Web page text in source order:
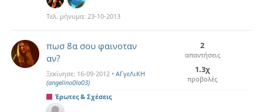
Τελ. μήνυμα: 23-10-2013
πωσ 8α σου φαινοταν
αν?
Ξεκίνησε: 16-09-2012 • ΑΓγεΛιΚΗ
(angelino0la03)
2
απαντήσεις
1.3χ
προβολές
Έρωτες & Σχέσεις